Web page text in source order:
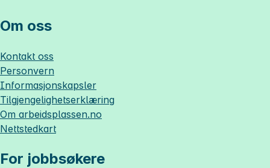
Om oss
Kontakt oss
Personvern
Informasjonskapsler
Tilgjengelighetserklæring
Om arbeidsplassen.no
Nettstedkart
For jobbsøkere